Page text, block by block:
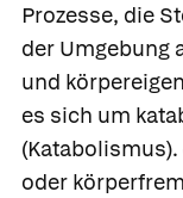
Prozesse, die
der Umgebung
und
es sich um
(Katabolismus
oder